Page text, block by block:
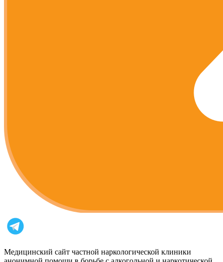
Медицинский сайт частной наркологической клиники